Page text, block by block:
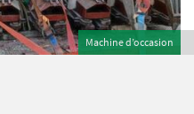
Machine d’occasion